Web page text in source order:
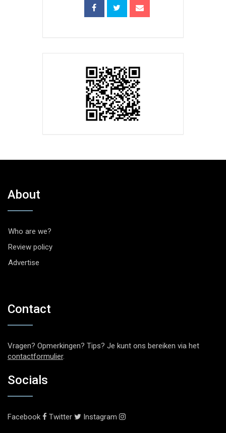
About
Who are we?
Review policy
Advertise
Contact
Vragen? Opmerkingen? Tips? Je kunt ons bereiken via het
contactformulier.
Socials
Facebook Twitter Instagram